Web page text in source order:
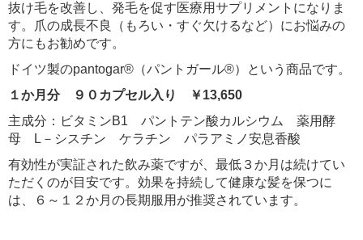
抜け毛を改善し、発毛を促す医療用サプリメントになりま
す。爪の成長不良（もろい・すぐ欠けるなど）にお悩みの
方にもお勧めです。
ドイツ製のpantogar®（パントガール®）という商品です。
１か月分 ９０カプセル入り ￥13,650
主成分：ビタミンB1 パントテン酸カルシウム 薬用酵
母 L－シスチン ケラチン パラアミノ安息香酸
有効性が実証された飲み薬ですが、最低３か月は続けてい
ただくのが目安です。効果を持続して健康な髪を保つに
は、６～１２か月の長期服用が推奨されています。